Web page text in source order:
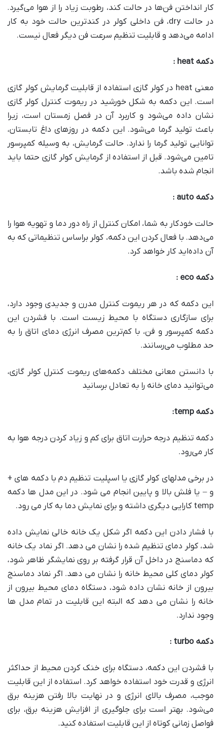
کار انداختن فن‌ها در حالت کند، رطوبت زیاد را از هوا می‌گیرد.
در حالت dry، فن داخلی کولر در کندترین حالت خود به کار
ادامه می‌دهد و قابلیت تنظیم سرعت فن دیگر فعال نیست.
دکمه
معنی heat در کولر گازی استفاده از قابلیت گرمایش کولر گازی
است. این دکمه به شکل خورشید در ریموت کنترل کولر گازی
نشان داده می‌شود و کاربرد آن در فصل زمستان است، زیرا
باعث تولید گرما می‌شود. این دکمه در روز‌های داغ تابستان،
توانایی تولید گرما را ندارد. حالت گرمایش، به وسیله کمپرسور
تامین می‌شود. قبل از استفاده از گرمایش کولر گازی حتما باید
انجام شده باشد.
دکمه
حالت خودکار به شما، امکان کنترل از راه دور دما و تهویه هوا را
می‌دهد. با فعال کردن این دکمه، کولر براساس تنظیماتی که به
آن داده‌اید کار خواهد کرد.
دکمه
این دکمه که در هر ریموت کنترل مدرن و جدیدی وجود دارد،
برای سازگاری دستگاه با محیط زیست است. با فشردن این
دکمه کمپرسور و فن، با کم‌ترین مصرف انرژی دمای اتاق را به
حد مطلوب می‌رسانند.
با دانستن معانی مختلف دکمه‌های ریموت کنترل کولر گازی،
می‌توانید دمای خانه را به تعادل برسانید
دکمهtemp:
دکمه تنظیم درجه حرارت اتاق برای کم و زیاد کردن درجه هوا به
کار می‌رود.
در برخی مدلهای کولر گازی یا اسپلیت تنظیم دم با دکمه های +
و – یا فلش بالا و پایین انجام می شود. در این مدل ها دکمه
temp کارایی دیگری داشته و برای نمایش دما به کار می رود.
با فشار دادن این دکمه اگر شکل یک خانه خالی نمایش داده
شد، کولر دمای تنظیم شده را نشان می دهد. اگر نماد یک خانه
که دماسنج در داخل آن قرار گرفته بر روی نمایشگر ظاهر شود،
کولر دمای کلی محیط خانه را نشان می دهد. اگر نماد دماسنج
بیرون از خانه نشان داده شود، دستگاه دمای محیط بیرون از
خانه را نشان می دهد که البته این قابلیت در تمام مدل ها
وجود ندارد.
دکمه
با فشردن این دکمه، دستگاه برای خنک کردن محیط از حداکثر
انرژی و قدرت خود استفاده خواهد کرد. استفاده از این قابلیت
موجب، مصرف بالای انرژی و در نهایت بالا رفتن هزینه برق
می‌شود. بهتر است برای جلوگیری از افزایش هزینه برق، برای
فواصل زمانی کوتاه از این قابلیت استفاده کنید.